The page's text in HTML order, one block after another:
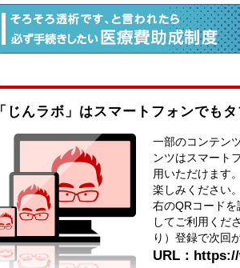
「じんラボ」はスマートフォンでも
一部のコンテン
ンツはスマート
用いただけます
楽しみください。
右のQRコード
してご利用くだ
り）登録で次回
URL：